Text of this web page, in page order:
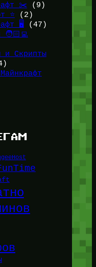
✂️ (9)
⭐(2)
🖥️ (47)
и Скрипты